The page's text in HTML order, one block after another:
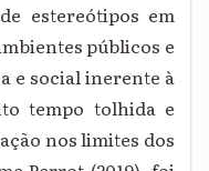
estereótipos em
públicos e
e social inerente à
tempo tolhida e
nos limites dos